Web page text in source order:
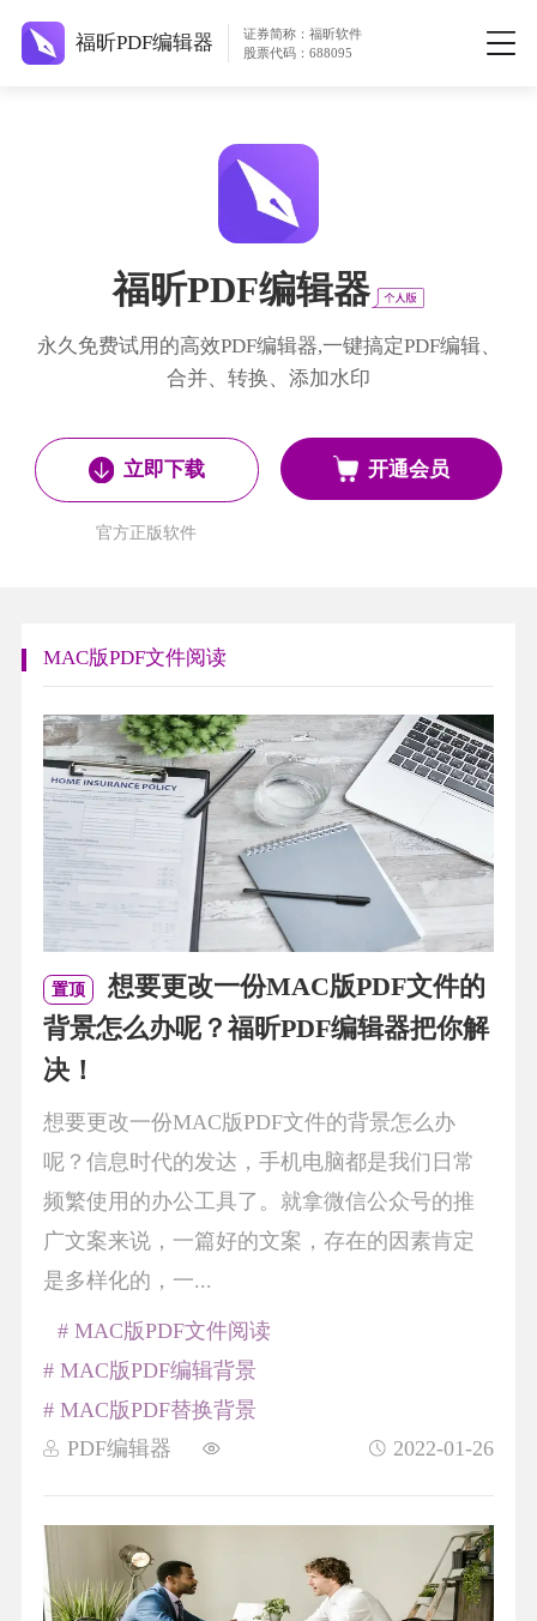
福昕PDF编辑器
证券简称：福昕软件
股票代码：688095
福昕PDF编辑器
永久免费试用的高效PDF编辑器,一键搞定PDF编辑、
合并、转换、添加水印
立即下载
官方正版软件
开通会员
MAC版PDF文件阅读
置顶
想要更改一份MAC版PDF文件的
背景怎么办呢？福昕PDF编辑器把你解
决！
想要更改一份MAC版PDF文件的背景怎么办
呢？信息时代的发达，手机电脑都是我们日常
频繁使用的办公工具了。就拿微信公众号的推
广文案来说，一篇好的文案，存在的因素肯定
是多样化的，一...
PDF编辑器 2022-01-26
# MAC版PDF文件阅读
# MAC版PDF编辑背景
# MAC版PDF替换背景